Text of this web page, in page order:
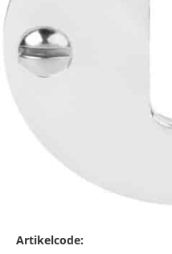
Artikelcode: